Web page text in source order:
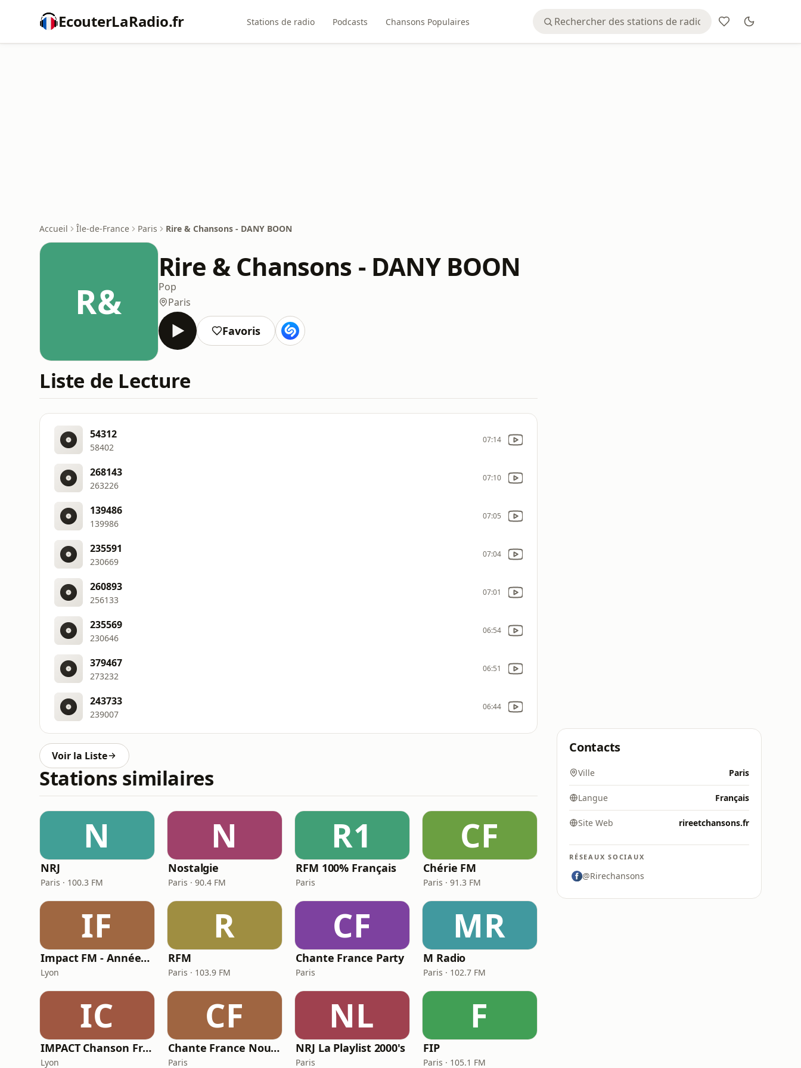
EcouterLaRadio.fr Stations de radio Podcasts Chansons Populaires
Accueil Île-de-France Paris Rire & Chansons - DANY BOON
R&
Rire & Chansons - DANY BOON
Pop
Paris
Favoris
Liste de Lecture
54312
58402
07:14
268143
263226
07:10
139486
139986
07:05
235591
230669
07:04
260893
256133
07:01
235569
230646
06:54
379467
273232
06:51
243733
239007
06:44
Voir la Liste
Stations similaires
N
NRJ
Paris · 100.3 FM
N
Nostalgie
Paris · 90.4 FM
R1
RFM 100% Français
Paris
CF
Chérie FM
Paris · 91.3 FM
IF
Impact FM - Années 80
Lyon
R
RFM
Paris · 103.9 FM
CF
Chante France Party
Paris
MR
M Radio
Paris · 102.7 FM
IC
IMPACT Chanson Française
Lyon
CF
Chante France Nouveautés
Paris
NL
NRJ La Playlist 2000's
Paris
F
FIP
Paris · 105.1 FM
Contacts
Ville Paris
Langue Français
Site Web rireetchansons.fr
RÉSEAUX SOCIAUX
@Rirechansons